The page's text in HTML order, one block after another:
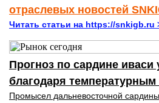
отраслевых новостей
Читать статьи на https://snkigb.ru
Прогноз по сардине иваси
благодаря
Промысел дальневосточной